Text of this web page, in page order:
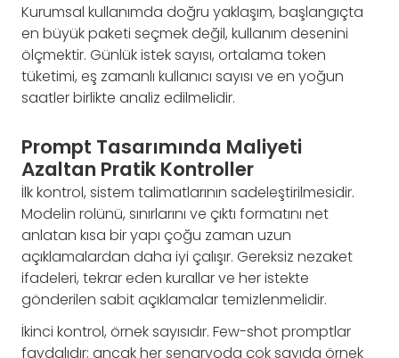
Kurumsal kullanımda doğru yaklaşım, başlangıçta
en büyük paketi seçmek değil, kullanım desenini
ölçmektir. Günlük istek sayısı, ortalama token
tüketimi, eş zamanlı kullanıcı sayısı ve en yoğun
saatler birlikte analiz edilmelidir.
Prompt Tasarımında Maliyeti
Azaltan Pratik Kontroller
İlk kontrol, sistem talimatlarının sadeleştirilmesidir.
Modelin rolünü, sınırlarını ve çıktı formatını net
anlatan kısa bir yapı çoğu zaman uzun
açıklamalardan daha iyi çalışır. Gereksiz nezaket
ifadeleri, tekrar eden kurallar ve her istekte
gönderilen sabit açıklamalar temizlenmelidir.
İkinci kontrol, örnek sayısıdır. Few-shot promptlar
faydalıdır; ancak her senaryoda çok sayıda örnek